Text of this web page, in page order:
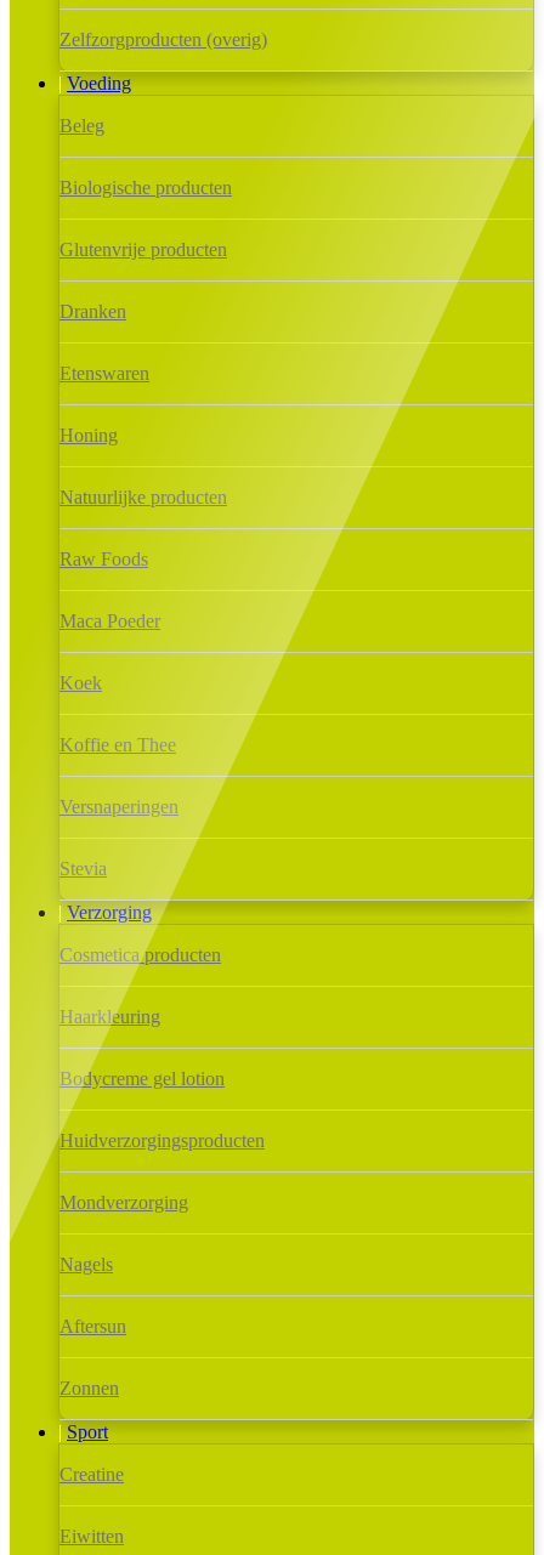
Zelfzorgproducten (overig)
Voeding
Beleg
Biologische producten
Glutenvrije producten
Dranken
Etenswaren
Honing
Natuurlijke producten
Raw Foods
Maca Poeder
Koek
Koffie en Thee
Versnaperingen
Stevia
Verzorging
Cosmetica producten
Haarkleuring
Bodycreme gel lotion
Huidverzorgingsproducten
Mondverzorging
Nagels
Aftersun
Zonnen
Sport
Creatine
Eiwitten